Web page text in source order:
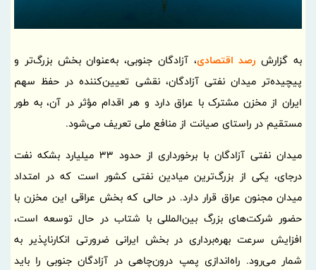
به گزارشرصد اقتصادی، آزادگان جنوبی، به‌عنوان بخش بزرگ‌تر و
پیچیده‌تر میدان نفتی آزادگان، نقشی تعیین‌کننده در حفظ سهم
ایران از مخزن مشترک با عراق دارد و هر اقدام مؤثر در آن، به طور
مستقیم در راستای صیانت از منافع ملی تعریف می‌شود.
میدان نفتی آزادگان با برخورداری از حدود 33 میلیارد بشکه نفت
درجای، یکی از بزرگ‌ترین میادین نفتی کشور است که در امتداد
میدان مجنون عراق قرار دارد. در حالی که بخش عراقی این مخزن با
حضور شرکت‌های بزرگ بین‌المللی با شتاب در حال توسعه است،
افزایش سرعت بهره‌برداری در بخش ایرانی ضرورتی انکارناپذیر به
شمار می‌رود. راه‌اندازی پمپ درون‌چاهی در آزادگان جنوبی را باید